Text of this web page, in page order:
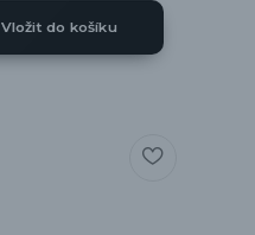
Vložit do košíku